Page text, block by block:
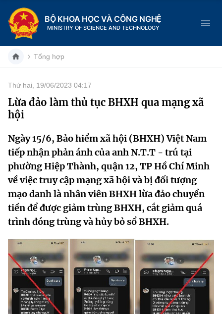
BỘ KHOA HỌC VÀ CÔNG NGHỆ
MINISTRY OF SCIENCE AND TECHNOLOGY
Danh mục
Trang chủ
Giới thiệu
Chức năng nhiệm vụ
Cơ cấu tổ chức
Lịch sử phát triển
Tin tức sự kiện
Khoa học và Công nghệ
Đổi mới sáng tạo
Bưu chính, Viễn thông
Sở hữu trí tuệ
Tiêu chuẩn, đo lường, chất lượng
Dịch vụ công
Hệ thống văn bản
Văn bản chỉ đạo điều hành
Lấy ý kiến người dân về dự thảo VBQPPL
THỐNG KÊ
Khoa học và Công nghệ
Đổi mới sáng tạo
Multimedia
THƯ ĐIỆN TỬ
Tổng hợp
Thứ hai, 19/06/2023 04:17
Lừa đảo làm thủ tục BHXH qua mạng xã
hội
Ngày 15/6, Bảo hiểm xã hội (BHXH) Việt Nam
tiếp nhận phản ánh của anh N.T.T - trú tại
phường Hiệp Thành, quận 12, TP Hồ Chí Minh
về việc truy cập mạng xã hội và bị đối tượng
mạo danh là nhân viên BHXH lừa đảo chuyển
tiền để được giảm trùng BHXH, cắt giảm quá
trình đóng trùng và hủy bỏ sổ BHXH.